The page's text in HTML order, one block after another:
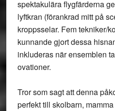
spektakulära flygfärderna
lyftkran (förankrad mitt på
kroppsselar. Fem tekniker/
kunnande gjort dessa
inkluderas när ensemblen
ovationer.
Tror som sagt att denna
perfekt till skolbarn,